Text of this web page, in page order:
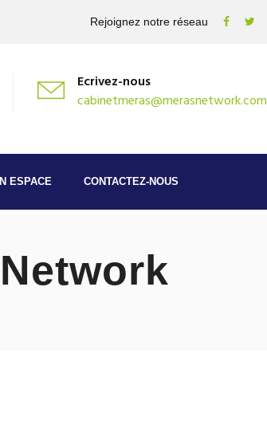
Rejoignez notre réseau
Ecrivez-nous
cabinetmeras@merasnetwork.com
ESPACE CONTACTEZ-NOUS